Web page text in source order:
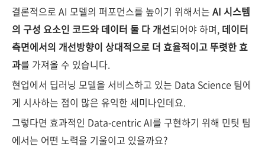
결론적으로 AI 모델의 퍼포먼스를 높이기 위해서는 AI 시스템
의 구성 요소인 코드와 데이터 둘 다 개선되어야 하며, 데이터
측면에서의 개선방향이 상대적으로 더 효율적이고 뚜렷한 효
과를 가져올 수 있습니다.
현업에서 딥러닝 모델을 서비스하고 있는 Data Science 팀에
게 시사하는 점이 많은 유익한 세미나인데요.
그렇다면 효과적인 Data-centric AI를 구현하기 위해 민팃 팀
에서는 어떤 노력을 기울이고 있을까요?